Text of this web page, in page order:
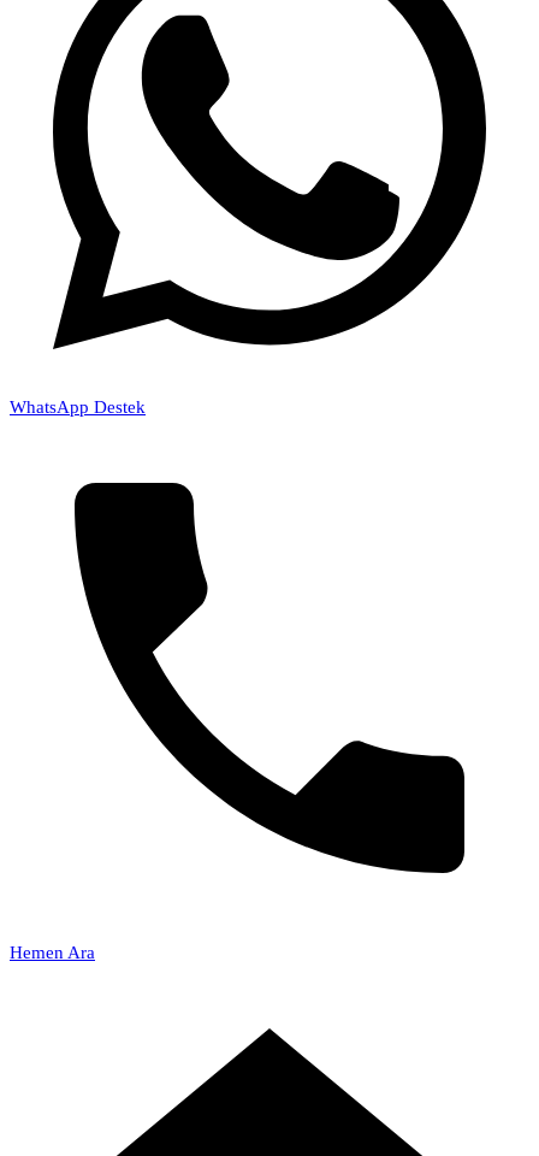
WhatsApp Destek
Hemen Ara